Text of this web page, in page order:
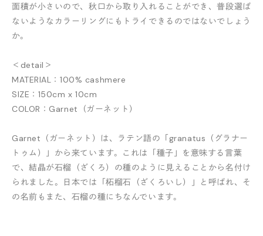
面積が小さいので、秋口から取り入れることができ、普段選ば
ないようなカラーリングにもトライできるのではないでしょう
か。
＜detail＞
MATERIAL：100% cashmere
SIZE：150cm x 10cm
COLOR：Garnet（ガーネット）
Garnet（ガーネット）は、ラテン語の「granatus（グラナー
トゥム）」から来ています。これは「種子」を意味する言葉
で、結晶が石榴（ざくろ）の種のように見えることから名付け
られました。日本では「柘榴石（ざくろいし）」と呼ばれ、そ
の名前もまた、石榴の種にちなんでいます。